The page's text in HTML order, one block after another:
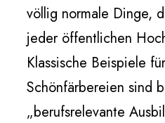
völlig normale Dinge,
jeder öffentlichen
Klassische Beispiele
Schönfärbereien sind
„berufsrelevante